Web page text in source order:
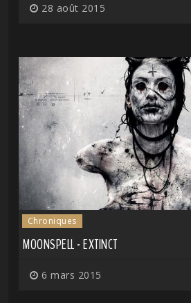
28 août 2015
Chroniques
MOONSPELL - EXTINCT
6 mars 2015